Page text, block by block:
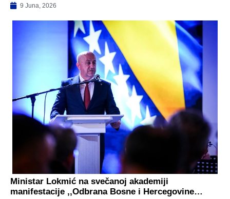
9 Juna, 2026
Ministar Lokmić na svečanoj akademiji
manifestacije ,,Odbrana Bosne i Hercegovine…